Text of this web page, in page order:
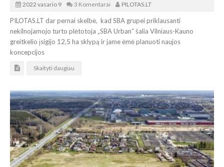
2022 vasario 9 3 Komentarai PILOTAS.LT
PILOTAS.LT dar pernai skelbė, kad SBA grupei priklausanti
nekilnojamojo turto plėtotoja „SBA Urban“ šalia Vilniaus-Kauno
greitkelio įsigijo 12,5 ha sklypą ir jame ėmė planuoti naujos
koncepcijos
Skaityti daugiau